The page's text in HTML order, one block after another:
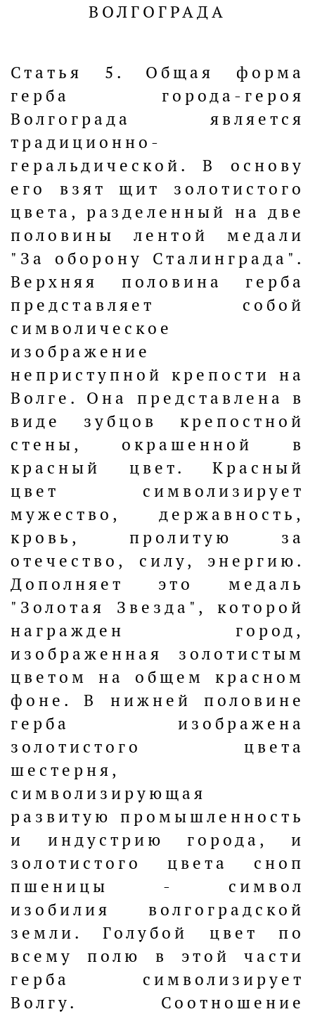
ВОЛГОГРАДА
Статья 5. Общая форма
герба города-героя
Волгограда является
традиционно-
геральдической. В основу
его взят щит золотистого
цвета, разделенный на две
половины лентой медали
"За оборону Сталинграда".
Верхняя половина герба
представляет собой
символическое
изображение
неприступной крепости на
Волге. Она представлена в
виде зубцов крепостной
стены, окрашенной в
красный цвет. Красный
цвет символизирует
мужество, державность,
кровь, пролитую за
отечество, силу, энергию.
Дополняет это медаль
"Золотая Звезда", которой
награжден город,
изображенная золотистым
цветом на общем красном
фоне. В нижней половине
герба изображена
золотистого цвета
шестерня,
символизирующая
развитую промышленность
и индустрию города, и
золотистого цвета сноп
пшеницы - символ
изобилия волгоградской
земли. Голубой цвет по
всему полю в этой части
герба символизирует
Волгу. Соотношение